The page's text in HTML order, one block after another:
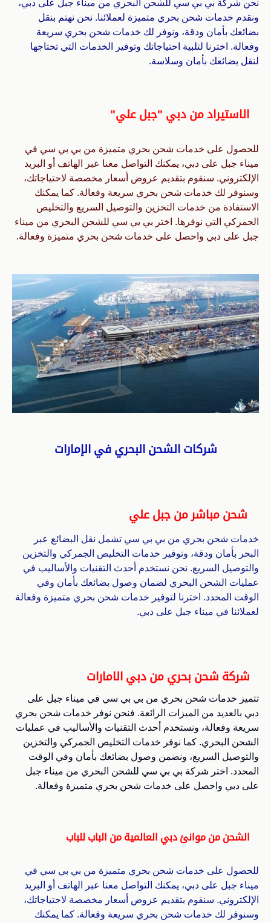
نحن شركة بي بي سي للشحن البحري من ميناء جبل على دبي،
ونقدم خدمات شحن بحري متميزة لعملائنا. نحن نهتم بنقل
بضائعك بأمان ودقة، ونوفر لك خدمات شحن بحري سريعة
وفعالة. اخترنا لتلبية احتياجاتك وتوفير الخدمات التي تحتاجها
لنقل بضائعك بأمان وسلاسة.
الاستيراد من دبي "جبل علي"
للحصول على خدمات شحن بحري متميزة من بي بي سي في
ميناء جبل على دبي، يمكنك التواصل معنا عبر الهاتف أو البريد
الإلكتروني. سنقوم بتقديم عروض أسعار مخصصة لاحتياجاتك،
وسنوفر لك خدمات شحن بحري سريعة وفعالة. كما يمكنك
الاستفادة من خدمات التخزين والتوصيل السريع والتخليص
الجمركي التي نوفرها. اختر بي بي سي للشحن البحري من ميناء
جبل على دبي واحصل على خدمات شحن بحري متميزة وفعالة.
شركات الشحن البحري في الإمارات
شحن مباشر من جبل علي
خدمات شحن بحري من بي بي سي تشمل نقل البضائع عبر
البحر بأمان ودقة، وتوفير خدمات التخليص الجمركي والتخزين
والتوصيل السريع. نحن نستخدم أحدث التقنيات والأساليب في
عمليات الشحن البحري لضمان وصول بضائعك بأمان وفي
الوقت المحدد. اخترنا لتوفير خدمات شحن بحري متميزة وفعالة
لعملائنا في ميناء جبل على دبي.
شركة شحن بحري من دبي الامارات
تتميز خدمات شحن بحري من بي بي سي في ميناء جبل على
دبي بالعديد من الميزات الرائعة. فنحن نوفر خدمات شحن بحري
سريعة وفعالة، ونستخدم أحدث التقنيات والأساليب في عمليات
الشحن البحري. كما نوفر خدمات التخليص الجمركي والتخزين
والتوصيل السريع، ونضمن وصول بضائعك بأمان وفي الوقت
المحدد. اختر شركة بي بي سي للشحن البحري من ميناء جبل
على دبي واحصل على خدمات شحن بحري متميزة وفعالة.
الشحن من موانئ دبي العالمية من الباب للباب
للحصول على خدمات شحن بحري متميزة من بي بي سي في
ميناء جبل على دبي، يمكنك التواصل معنا عبر الهاتف أو البريد
الإلكتروني. سنقوم بتقديم عروض أسعار مخصصة لاحتياجاتك،
وسنوفر لك خدمات شحن بحري سريعة وفعالة. كما يمكنك